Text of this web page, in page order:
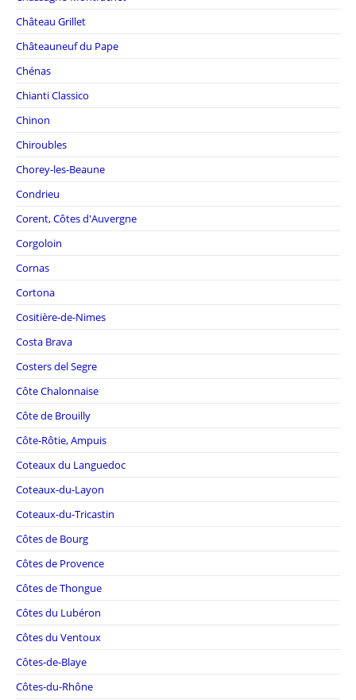
Château Grillet
Châteauneuf du Pape
Chénas
Chianti Classico
Chinon
Chiroubles
Chorey-les-Beaune
Condrieu
Corent, Côtes d'Auvergne
Corgoloin
Cornas
Cortona
Cositière-de-Nimes
Costa Brava
Costers del Segre
Côte Chalonnaise
Côte de Brouilly
Côte-Rôtie, Ampuis
Coteaux du Languedoc
Coteaux-du-Layon
Coteaux-du-Tricastin
Côtes de Bourg
Côtes de Provence
Côtes de Thongue
Côtes du Lubéron
Côtes du Ventoux
Côtes-de-Blaye
Côtes-du-Rhône